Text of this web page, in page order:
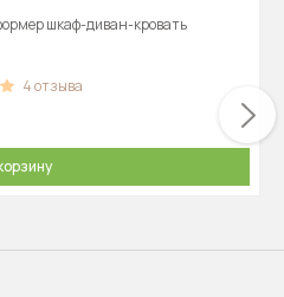
шкаф-диван-кровать
4отзыва